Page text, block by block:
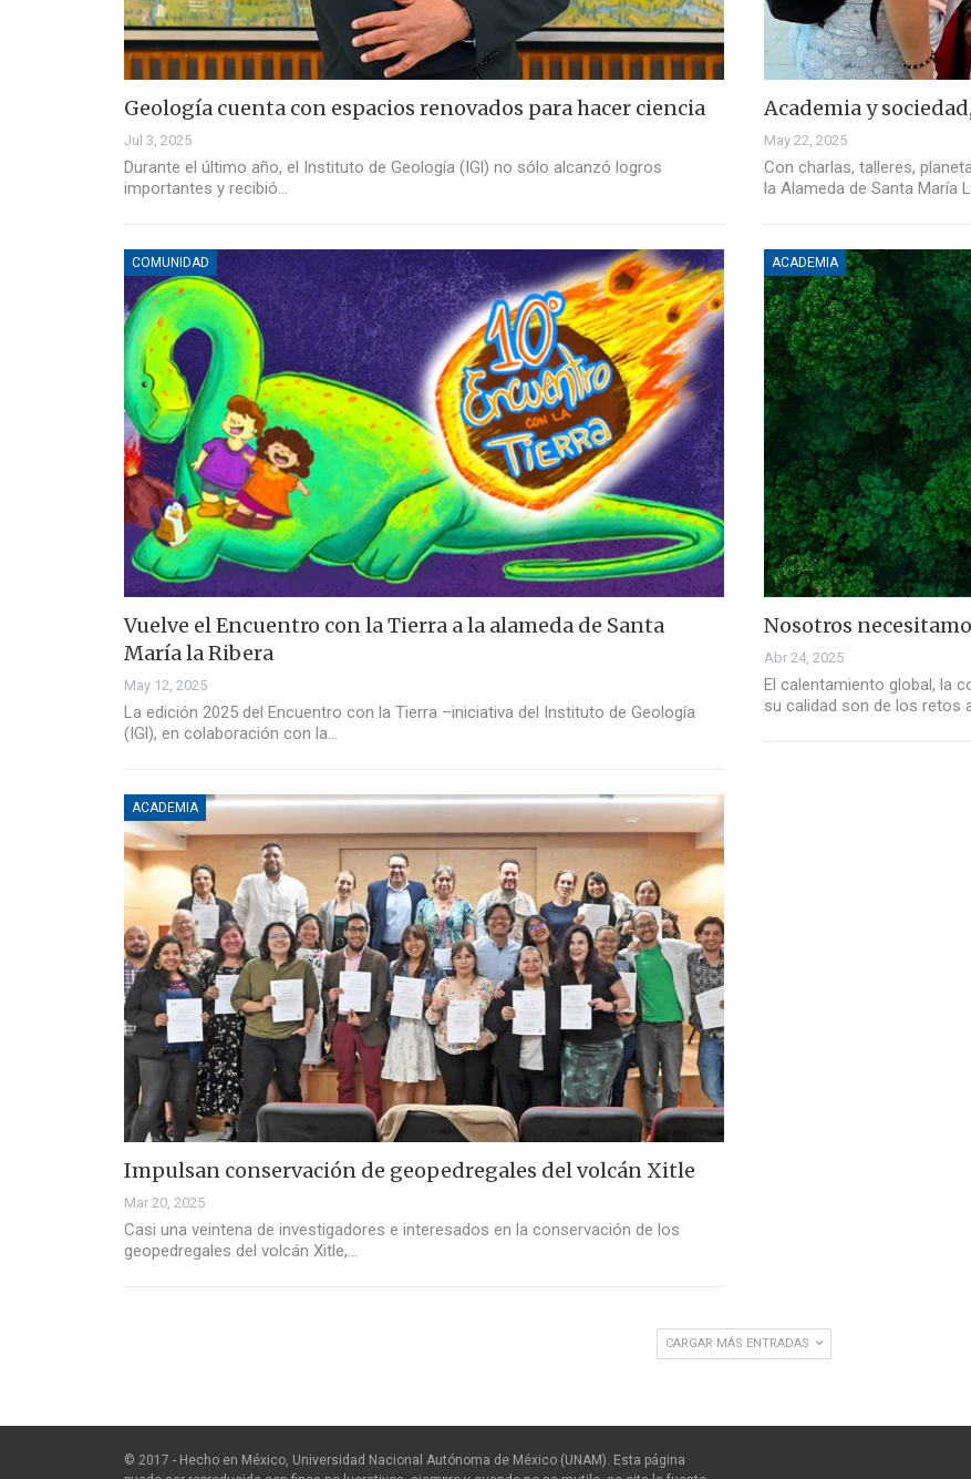
Geología cuenta con espacios renovados para hacer ciencia
Jul 3, 2025
Durante el último año, el Instituto de Geología (IGl) no sólo alcanzó logros
importantes y recibió…
Academia y
May 22, 2025
Con charlas, talleres,
la Alameda de Santa María
COMUNIDAD
Vuelve el Encuentro con la Tierra a la alameda de Santa
María la Ribera
May 12, 2025
La edición 2025 del Encuentro con la Tierra –iniciativa del Instituto de Geología
(IGl), en colaboración con la…
ACADEMIA
Nosotros
Abr 24, 2025
El calentamiento global, la
su calidad son de los retos
ACADEMIA
Impulsan conservación de geopedregales del volcán Xitle
Mar 20, 2025
Casi una veintena de investigadores e interesados en la conservación de los
geopedregales del volcán Xitle,…
CARGAR MÁS ENTRADAS
© 2017 - Hecho en México, Universidad Nacional Autónoma de México (UNAM). Esta página